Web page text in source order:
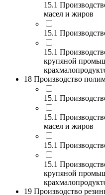
15.1
масел и жиров
15.1
15.1
крупяной
18 Производство
15.1
15.1
масел и жиров
15.1
15.1
крупяной
19 Производство